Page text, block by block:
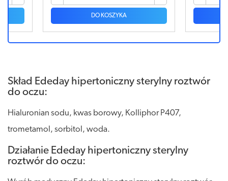
DO KOSZYKA
Skład Ededay hipertoniczny sterylny roztwór
do oczu:
Hialuronian sodu, kwas borowy, Kolliphor P407,
trometamol, sorbitol, woda.
Działanie Ededay hipertoniczny sterylny
roztwór do oczu: